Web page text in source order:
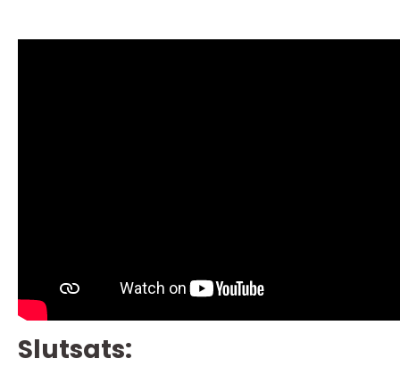
Slutsats: